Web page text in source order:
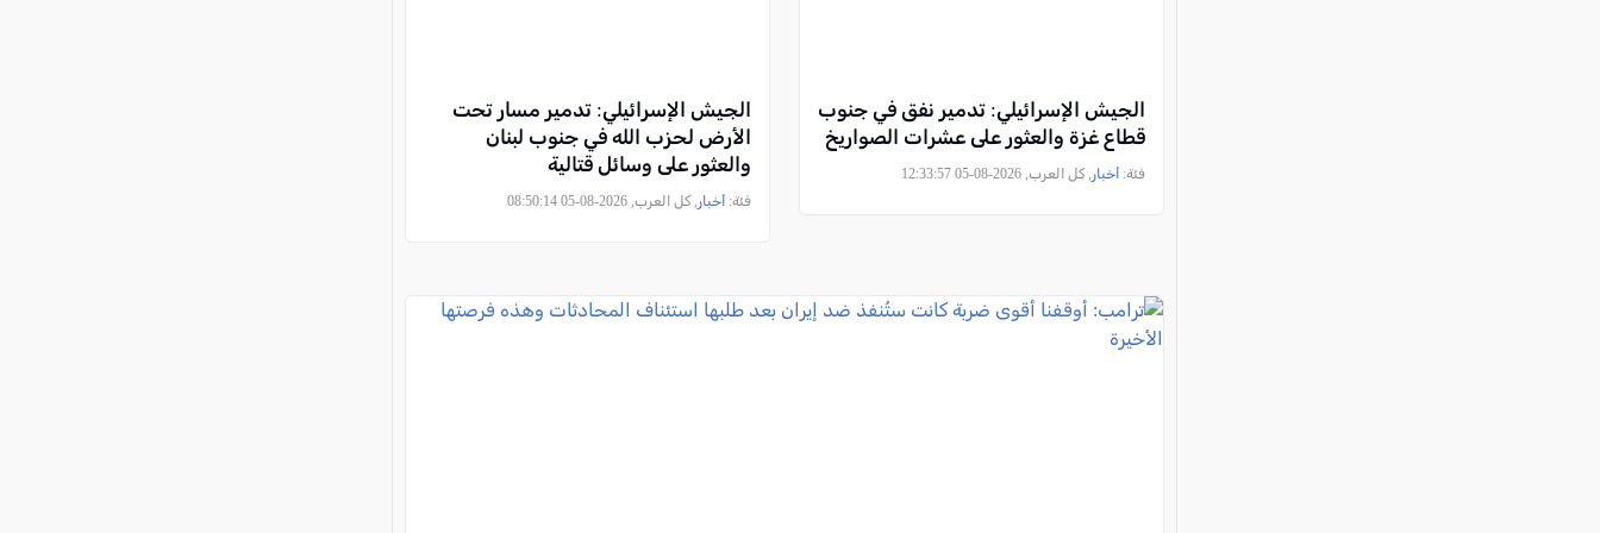
الجيش الإسرائيلي: تدمير نفق في جنوب
قطاع غزة والعثور على عشرات الصواريخ
فئة: أخبار , كل العرب, 2026-08-05 12:33:57
الجيش الإسرائيلي: تدمير مسار تحت
الأرض لحزب الله في جنوب لبنان
والعثور على وسائل قتالية
فئة: أخبار , كل العرب, 2026-08-05 08:50:14